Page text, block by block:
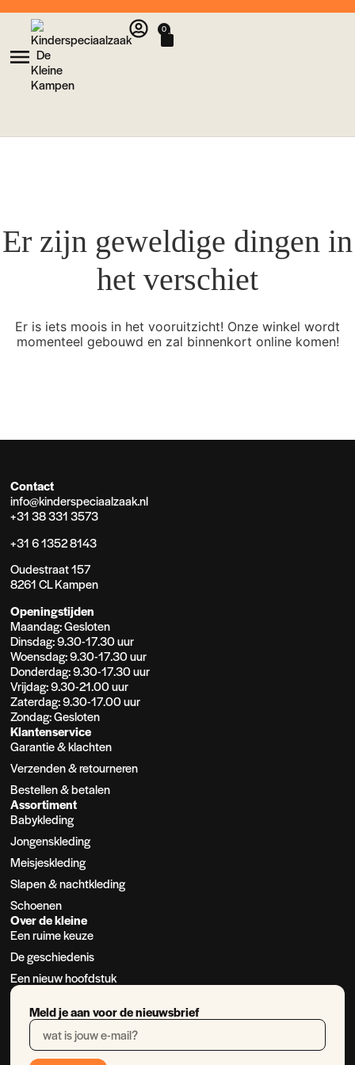
0
Er zijn geweldige dingen in
het verschiet
Er is iets moois in het vooruitzicht! Onze winkel wordt
momenteel gebouwd en zal binnenkort online komen!
Contact
info@kinderspeciaalzaak.nl
+31 38 331 3573
+31 6 1352 8143
Oudestraat 157
8261 CL Kampen
Openingstijden
Maandag: Gesloten
Dinsdag: 9.30-17.30 uur
Woensdag: 9.30-17.30 uur
Donderdag: 9.30-17.30 uur
Vrijdag: 9.30-21.00 uur
Zaterdag: 9.30-17.00 uur
Zondag: Gesloten
Klantenservice
Garantie & klachten
Verzenden & retourneren
Bestellen & betalen
Assortiment
Babykleding
Jongenskleding
Meisjeskleding
Slapen & nachtkleding
Schoenen
Over de kleine
Een ruime keuze
De geschiedenis
Een nieuw hoofdstuk
Meld je aan voor de nieuwsbrief